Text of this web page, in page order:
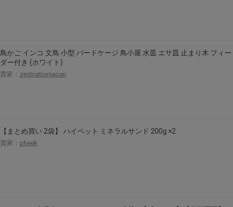
鳥かご インコ 文鳥 小型 バードケージ 鳥小屋 水皿 エサ皿 止まり木 フィー
ダー付き (ホワイト)
賣家： zestnationjapan
【まとめ買い 2袋】 ハイペット ミネラルサンド 200g ×2
賣家： pheek